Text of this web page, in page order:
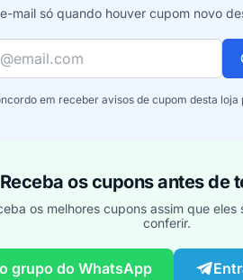
mail só quando houver cupom novo
em receber avisos de cupom desta loja
Receba os cupons antes de
os melhores cupons assim que
conferir.
grupo do WhatsApp